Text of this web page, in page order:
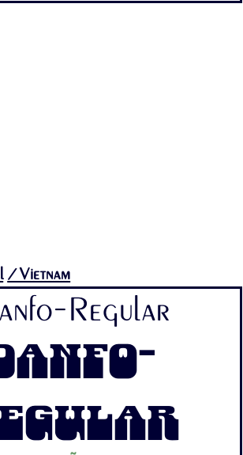
/Vietnam
Regular